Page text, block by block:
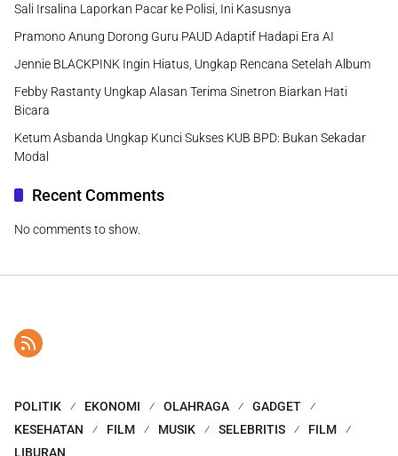
Sali Irsalina Laporkan Pacar ke Polisi, Ini Kasusnya
Pramono Anung Dorong Guru PAUD Adaptif Hadapi Era AI
Jennie BLACKPINK Ingin Hiatus, Ungkap Rencana Setelah Album
Febby Rastanty Ungkap Alasan Terima Sinetron Biarkan Hati
Bicara
Ketum Asbanda Ungkap Kunci Sukses KUB BPD: Bukan Sekadar
Modal
Recent Comments
No comments to show.
POLITIK EKONOMI OLAHRAGA
GADGET
KESEHATAN
FILM MUSIK SELEBRITIS
FILM
LIBURAN